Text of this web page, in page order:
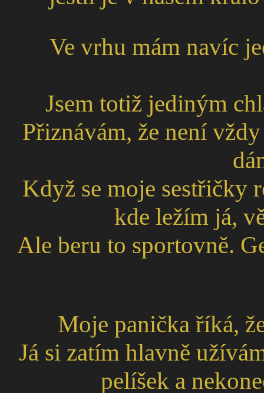
Ve vrhu mám navíc
Jsem totiž jediným
Přiznávám, že není
Když se moje sestřičky
kde ležím já,
Ale beru to sportovně.
Moje panička říká,
Já si zatím hlavně
pelíšek a